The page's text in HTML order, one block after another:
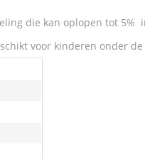
die kan oplopen tot 5%
voor kinderen onder de